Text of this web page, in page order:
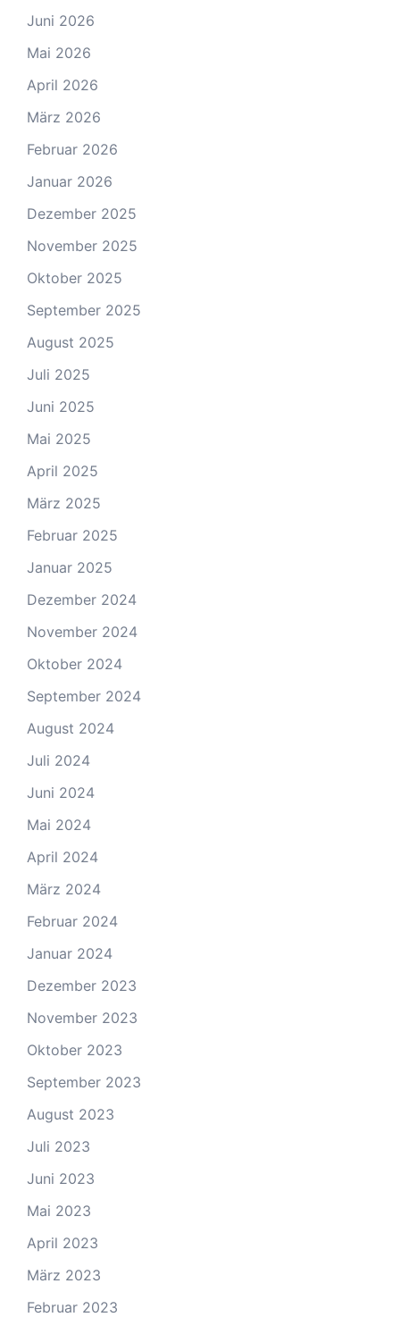
Juni 2026
Mai 2026
April 2026
März 2026
Februar 2026
Januar 2026
Dezember 2025
November 2025
Oktober 2025
September 2025
August 2025
Juli 2025
Juni 2025
Mai 2025
April 2025
März 2025
Februar 2025
Januar 2025
Dezember 2024
November 2024
Oktober 2024
September 2024
August 2024
Juli 2024
Juni 2024
Mai 2024
April 2024
März 2024
Februar 2024
Januar 2024
Dezember 2023
November 2023
Oktober 2023
September 2023
August 2023
Juli 2023
Juni 2023
Mai 2023
April 2023
März 2023
Februar 2023